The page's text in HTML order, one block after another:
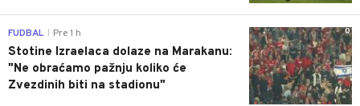
0
FUDBAL Pre 1 h
Stotine Izraelaca dolaze na Marakanu:
"Ne obraćamo pažnju koliko će
Zvezdinih biti na stadionu"